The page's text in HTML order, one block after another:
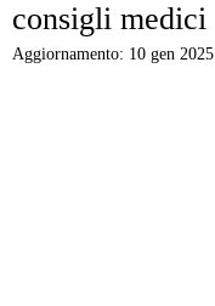
consigli medici
Aggiornamento: 10 gen 2025